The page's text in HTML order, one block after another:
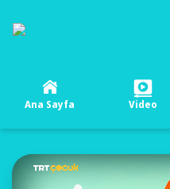
Ana Sayfa Video